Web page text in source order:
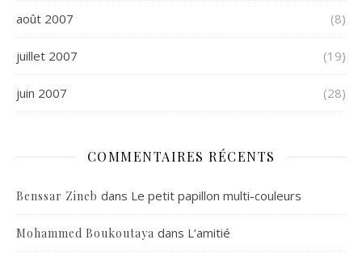
août 2007 (8)
juillet 2007 (19)
juin 2007 (28)
COMMENTAIRES RÉCENTS
Benssar Zineb dans Le petit papillon multi-couleurs
Mohammed Boukoutaya dans L’amitié